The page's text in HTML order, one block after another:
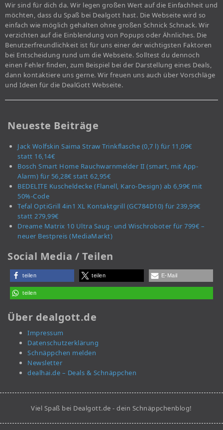
Wir sind für dich da. Wir legen großen Wert auf die Einfachheit und
möchten, dass du Spaß bei Dealgott hast. Die Webseite wird so
einfach wie möglich gehalten ohne großen Schnick Schnack. Wir
verzichten auf die Einblendung von Popups oder Ähnliches. Die
Benutzerfreundlichkeit ist für uns einer der wichtigsten Faktoren
bei Entscheidung rund um die Webseite. Solltest du dennoch
einen Fehler finden, zum Beispiel bei der Darstellung eines Deals,
dann kontaktiere uns gerne. Wir freuen uns auch über Vorschläge
und Ideen für die DealGott Webseite.
Neueste Beiträge
Jack Wolfskin Saima Straw Trinkflasche (0,7 l) für 11,09€
statt 16,14€
Bosch Smart Home Rauchwarnmelder II (smart, mit App-
Alarm) für 56,28€ statt 62,95€
BEDELITE Kuscheldecke (Flanell, Karo-Design) ab 6,99€ mit
50%-Code
Tefal OptiGrill 4in1 XL Kontaktgrill (GC784D10) für 239,99€
statt 279,99€
Dreame Matrix 10 Ultra Saug- und Wischroboter für 799€ –
neuer Bestpreis (MediaMarkt)
Social Media / Teilen
teilen teilen E-Mail
teilen
Über dealgott.de
Impressum
Datenschutzerklärung
Schnäppchen melden
Newsletter
dealhai.de – Deals & Schnäppchen
Viel Spaß bei Dealgott.de - dein Schnäppchenblog!